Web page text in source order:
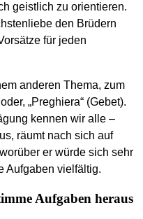
geistlich zu orientieren.
den Brüdern
für jeden
anderen Thema, zum
„Preghiera“ (Gebet).
kennen wir alle –
räumt nach sich auf
er würde sich sehr
Aufgaben vielfältig.
Aufgaben heraus